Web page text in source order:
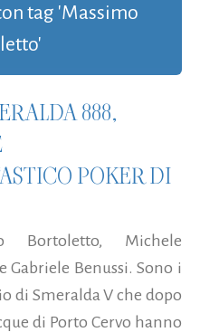
tag 'Massimo
888,
POKER DI
Bortoletto, Michele
Gabriele Benussi. Sono i
di Smeralda V che dopo
di Porto Cervo hanno